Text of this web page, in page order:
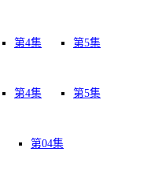
第4集 第5集
第4集 第5集
第04集